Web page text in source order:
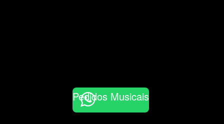
Pedidos Musicais